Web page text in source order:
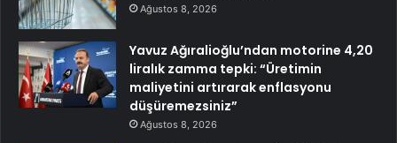
Ağustos 8, 2026
Yavuz Ağıralioğlu’ndan motorine 4,20
liralık zamma tepki: “Üretimin
maliyetini artırarak enflasyonu
düşüremezsiniz”
Ağustos 8, 2026